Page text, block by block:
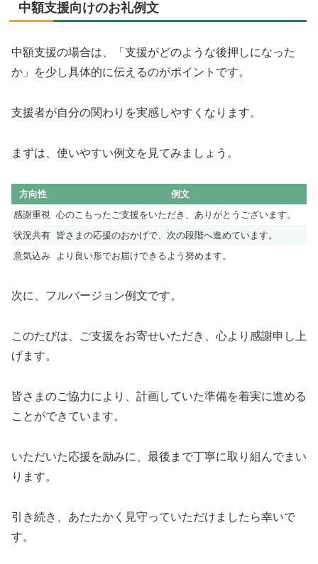
中額支援向けのお礼例文
中額支援の場合は、「支援がどのような後押しになった
か」を少し具体的に伝えるのがポイントです。
支援者が自分の関わりを実感しやすくなります。
まずは、使いやすい例文を見てみましょう。
方向性
例文
感謝重視
心のこもったご支援をいただき、ありがとうございます。
状況共有 皆さまの応援のおかげで、次の段階へ進めています。
意気込み
より良い形でお届けできるよう努めます。
次に、フルバージョン例文です。
このたびは、ご支援をお寄せいただき、心より感謝申し上
げます。
皆さまのご協力により、計画していた準備を着実に進める
ことができています。
いただいた応援を励みに、最後まで丁寧に取り組んでまい
ります。
引き続き、あたたかく見守っていただけましたら幸いで
す。